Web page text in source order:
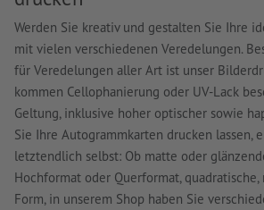
Werden Sie kreativ und gestalten Sie Ihre
mit vielen verschiedenen Veredelungen.
für Veredelungen aller Art ist unser
kommen Cellophanierung oder UV-Lack
Geltung, inklusive hoher optischer sowie
Sie Ihre Autogrammkarten drucken lassen,
letztendlich selbst: Ob matte oder
Hochformat oder Querformat,
Form, in unserem Shop haben Sie